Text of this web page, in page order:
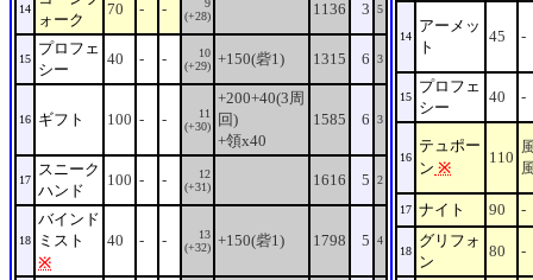
14
ォーク
70 - -
9
(+28)
1136 3 5
15
プロフェ
シー
40 - -
10
(+29) +150(砦1) 1315 6 3
16 ギフト 100 - -
11
(+30)
+200+40(3周
回)
+領x40
1585 6 3
17
スニーク
ハンド
100 - -
12
(+31)
1616 5 2
18
バインド
ミスト
※
40 - -
13
(+32) +150(砦1) 1798 5 4
14
アーメッ
ト
45 -
15
プロフェ
シー
40 -
16
テュポー
ン ※
110
17 ナイト 90 -
18
グリフォ
ン
80 -